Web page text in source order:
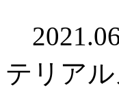
テリア